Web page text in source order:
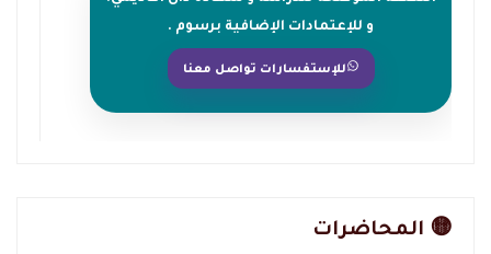
و للإعتمادات الإضافية برسوم .
للإستفسارات تواصل معنا
🟡 المحاضرات